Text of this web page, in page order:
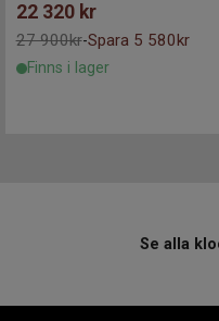
22 320 kr
27 900kr-Spara 5 580kr
Finns i lager
Se alla